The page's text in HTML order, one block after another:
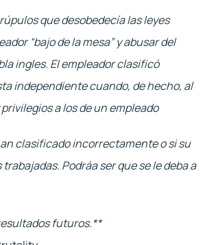
que desobedecía las leyes
“bajo de la mesa” y abusar del
ingles. El empleador clasificó
independiente cuando, de hecho, al
a los de un empleado
clasificado incorrectamente o si su
Podráa ser que se le deba a
futuros.**